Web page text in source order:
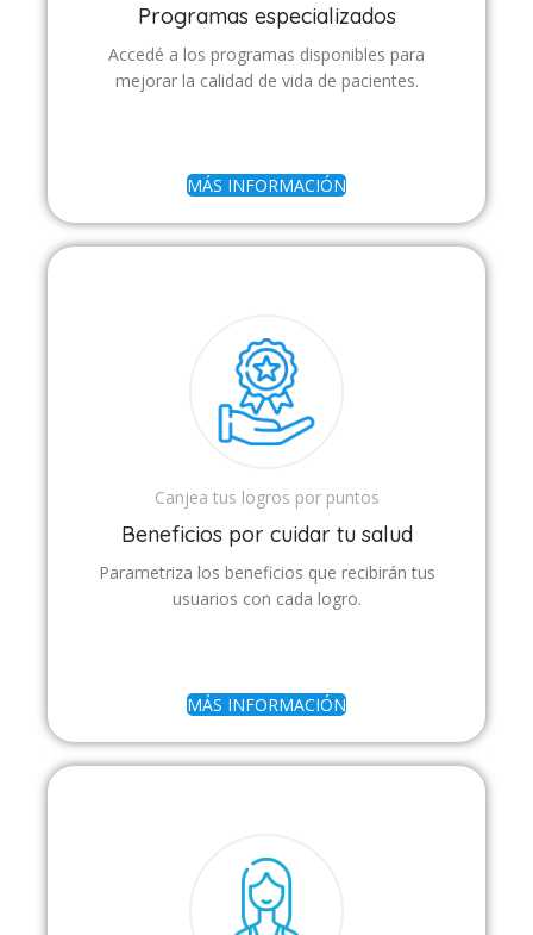
Programas especializados
Accedé a los programas disponibles para
mejorar la calidad de vida de pacientes.
MÁS INFORMACIÓN
Canjea tus logros por puntos
Beneficios por cuidar tu salud
Parametriza los beneficios que recibirán tus
usuarios con cada logro.
MÁS INFORMACIÓN